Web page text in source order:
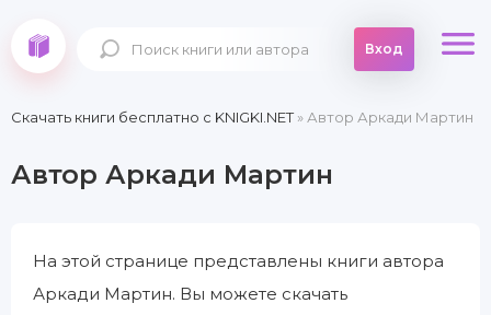
Вход
Скачать книги бесплатно c KNIGKI.NET» Автор Аркади Мартин
Автор Аркади Мартин
На этой странице представлены книги автора
Аркади Мартин. Вы можете скачать